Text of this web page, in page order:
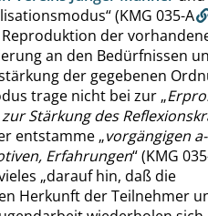
“(KMG 035-A
der
an den Bedürfnissen
der gegebenen
trage nicht bei zur „
Stärkung des
entstamme „vorgängigen a-
Erfahrungen“(KMG
„darauf hin, daß die
Herkunft der Teilnehmer